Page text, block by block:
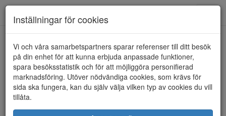
HEM ULRIKA DESIGN
Inställningar för cookies
Vi och våra samarbetspartners sparar referenser till ditt besök
på din enhet för att kunna erbjuda anpassade funktioner,
spara besöksstatistik och för att möjliggöra personifierad
marknadsföring. Utöver nödvändiga cookies, som krävs för
sida ska fungera, kan du själv välja vilken typ av cookies du vill
tillåta.